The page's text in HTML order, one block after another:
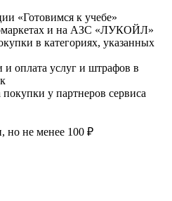
«Готовимся к учебе»
и на АЗС «ЛУКОЙЛ»
в категориях, указанных
и оплата услуг и штрафов в
у партнеров сервиса
но не менее 100 ₽